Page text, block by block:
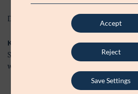
Diplomuddannelse i kommunikation fra
Kompetencer
Strategisk kommunikation, sociale
webredaktion, tekst, lyd, foto og
Accept
Reject
Save Settings